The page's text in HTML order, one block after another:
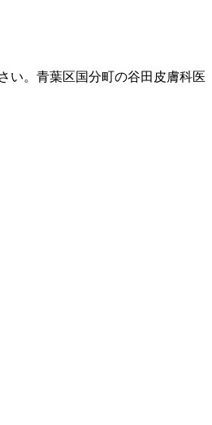
い。青葉区国分町の谷田皮膚科医